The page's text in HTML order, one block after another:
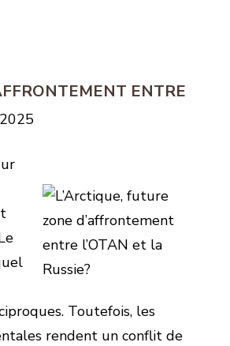
ENTRE
Toutefois, les
rendent un conflit de